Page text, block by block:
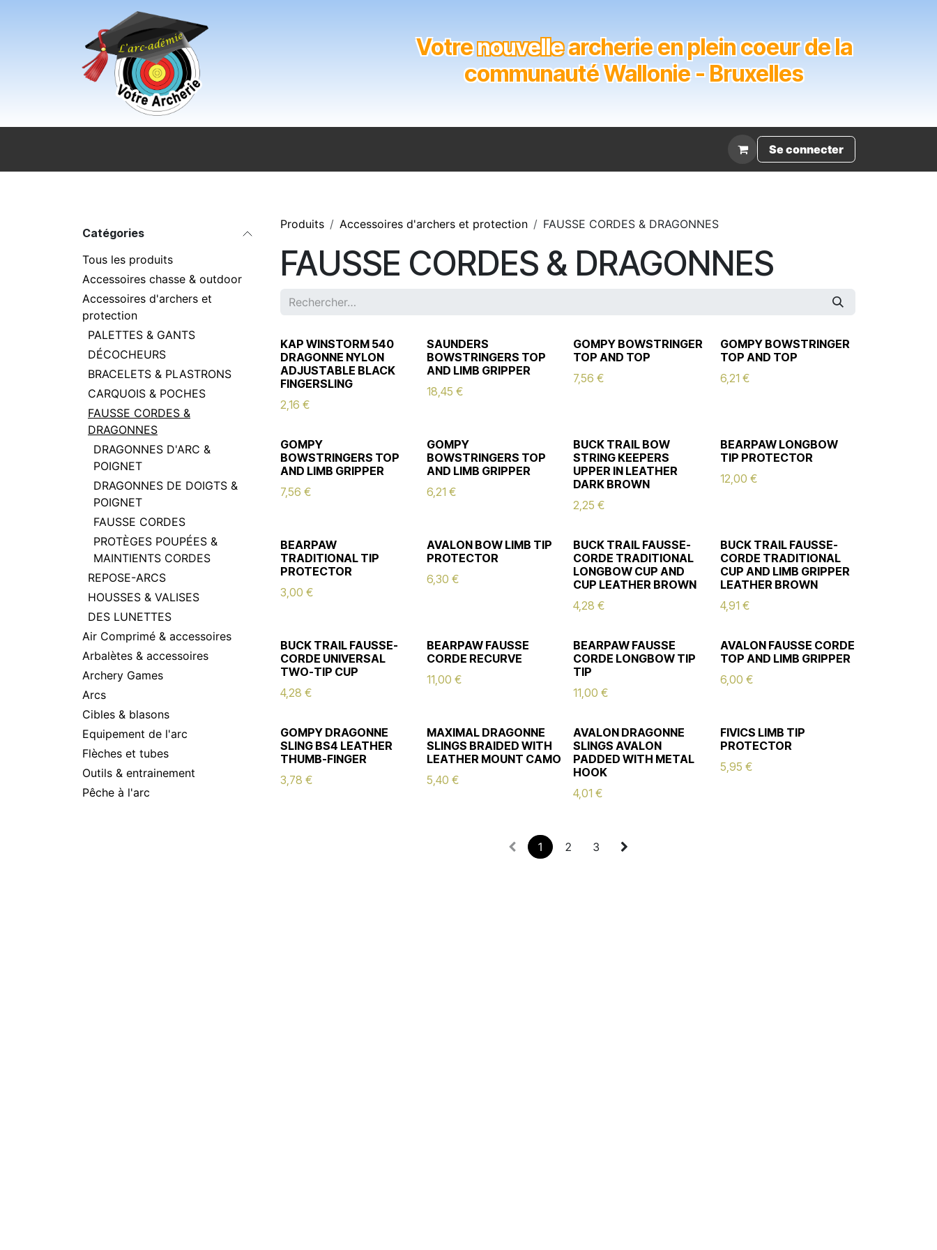
Votrenouvellearcherie en plein coeur de la
communauté Wallonie - Bruxelles
Se connecter
Catégories
Tous les produits
Accessoires chasse & outdoor
Accessoires d'archers et
protection
PALETTES & GANTS
DÉCOCHEURS
BRACELETS & PLASTRONS
CARQUOIS & POCHES
FAUSSE CORDES &
DRAGONNES
DRAGONNES D'ARC &
POIGNET
DRAGONNES DE DOIGTS &
POIGNET
FAUSSE CORDES
PROTÈGES POUPÉES &
MAINTIENTS CORDES
REPOSE-ARCS
HOUSSES & VALISES
DES LUNETTES
Air Comprimé & accessoires
Arbalètes & accessoires
Archery Games
Arcs
Cibles & blasons
Equipement de l'arc
Flèches et tubes
Outils & entrainement
Pêche à l'arc
Produits Accessoires d'archers et protection FAUSSE CORDES & DRAGONNES
FAUSSE CORDES & DRAGONNES
KAP WINSTORM 540
DRAGONNE NYLON
ADJUSTABLE BLACK
FINGERSLING
2,16 €
SAUNDERS
BOWSTRINGERS TOP
AND LIMB GRIPPER
18,45 €
GOMPY BOWSTRINGER
TOP AND TOP
7,56 €
GOMPY BOWSTRINGER
TOP AND TOP
6,21 €
GOMPY
BOWSTRINGERS TOP
AND LIMB GRIPPER
7,56 €
GOMPY
BOWSTRINGERS TOP
AND LIMB GRIPPER
6,21 €
BUCK TRAIL BOW
STRING KEEPERS
UPPER IN LEATHER
DARK BROWN
2,25 €
BEARPAW LONGBOW
TIP PROTECTOR
12,00 €
BEARPAW
TRADITIONAL TIP
PROTECTOR
3,00 €
AVALON BOW LIMB TIP
PROTECTOR
6,30 €
BUCK TRAIL FAUSSE-
CORDE TRADITIONAL
LONGBOW CUP AND
CUP LEATHER BROWN
4,28 €
BUCK TRAIL FAUSSE-
CORDE TRADITIONAL
CUP AND LIMB GRIPPER
LEATHER BROWN
4,91 €
BUCK TRAIL FAUSSE-
CORDE UNIVERSAL
TWO-TIP CUP
4,28 €
BEARPAW FAUSSE
CORDE RECURVE
11,00 €
BEARPAW FAUSSE
CORDE LONGBOW TIP
TIP
11,00 €
AVALON FAUSSE CORDE
TOP AND LIMB GRIPPER
6,00 €
GOMPY DRAGONNE
SLING BS4 LEATHER
THUMB-FINGER
3,78 €
MAXIMAL DRAGONNE
SLINGS BRAIDED WITH
LEATHER MOUNT CAMO
5,40 €
AVALON DRAGONNE
SLINGS AVALON
PADDED WITH METAL
HOOK
4,01 €
FIVICS LIMB TIP
PROTECTOR
5,95 €
1 2 3